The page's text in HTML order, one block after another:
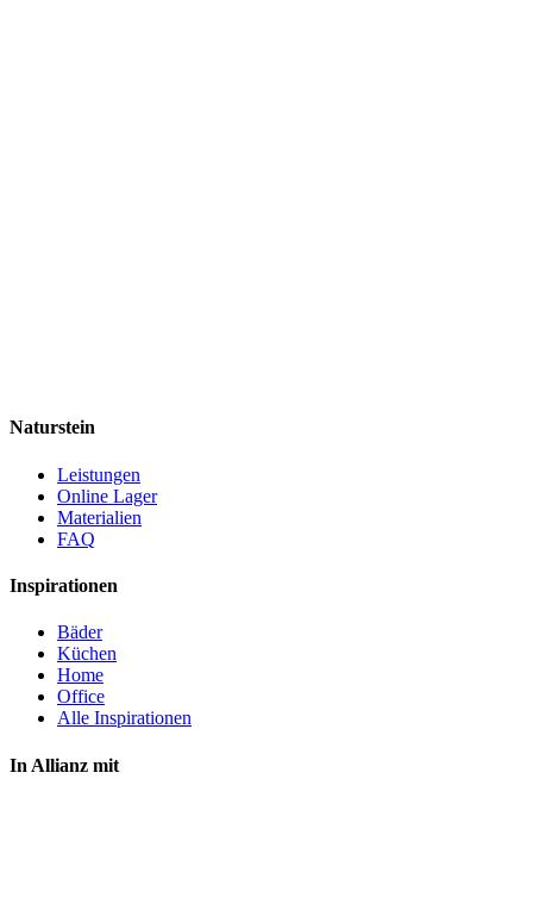
Naturstein
Leistungen
Online Lager
Materialien
FAQ
Inspirationen
Bäder
Küchen
Home
Office
Alle Inspirationen
In Allianz mit